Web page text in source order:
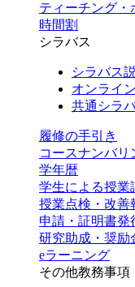
ティーチング・
時間割
シラバス
シラバス
オンライ
共通シラ
履修の手引き
コースナンバリ
学年暦
学生による授業
授業点検・改善
申請・証明書発
研究助成・奨励
eラーニング
その他教務事項